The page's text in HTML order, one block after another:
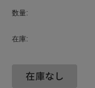
数量:
在庫: